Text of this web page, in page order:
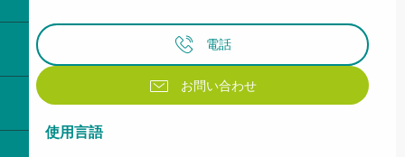
電話
お問い合わせ
使用言語
使用言語